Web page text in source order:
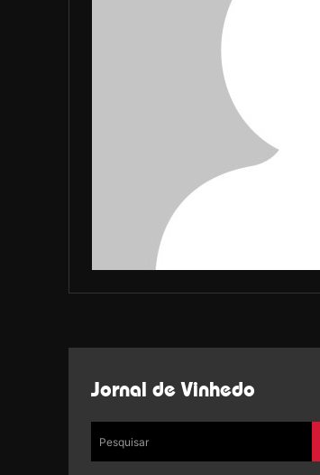
Jornal de Vinhedo
Pesquisar